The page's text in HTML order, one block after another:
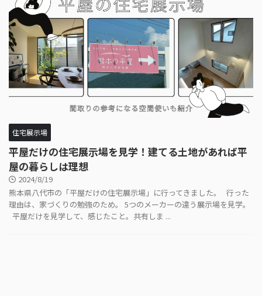
住宅展示場
平屋だけの住宅展示場を見学！建てる土地があれば平
屋の暮らしは理想
2024/8/19
熊本県八代市の「平屋だけの住宅展示場」に行ってきました。 行った
理由は、家づくりの勉強のため。 5つのメーカーの違う展示場を見学。
平屋だけを見学して、感じたこと。共有しま ...